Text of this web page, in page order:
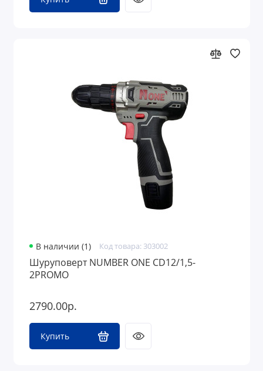
В наличии (1) Код товара: 303002
Шуруповерт NUMBER ONE CD12/1,5-
2PROMO
2790.00р.
Купить